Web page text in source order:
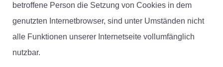
betroffene Person die Setzung von Cookies in dem
genutzten Internetbrowser, sind unter Umständen nicht
alle Funktionen unserer Internetseite vollumfänglich
nutzbar.